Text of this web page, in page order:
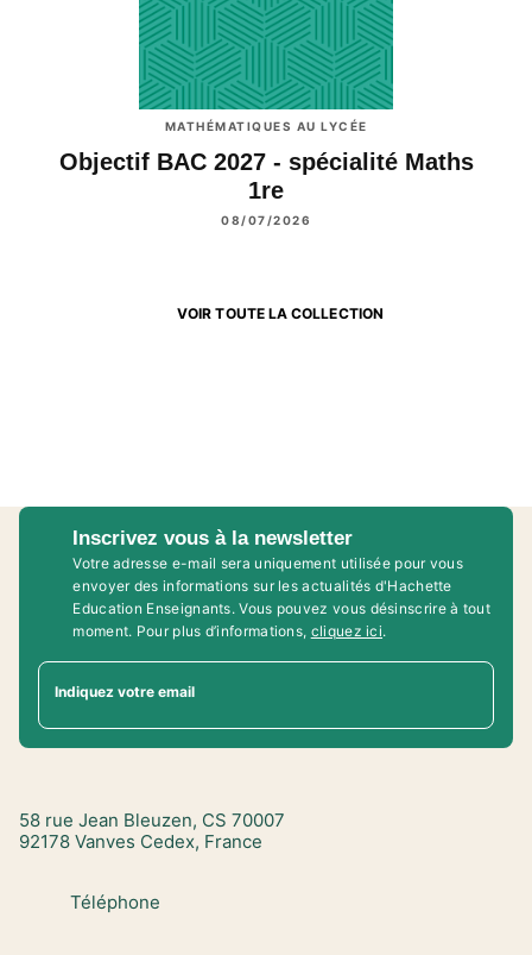
MATHÉMATIQUES AU LYCÉE
Objectif BAC 2027 - spécialité Maths
1re
08/07/2026
VOIR TOUTE LA COLLECTION
Inscrivez vous à la newsletter
Votre adresse e-mail sera uniquement utilisée pour vous
envoyer des informations sur les actualités d'Hachette
Education Enseignants. Vous pouvez vous désinscrire à tout
moment. Pour plus d’informations, cliquez ici.
Indiquez votre email
58 rue Jean Bleuzen, CS 70007
92178 Vanves Cedex, France
Téléphone